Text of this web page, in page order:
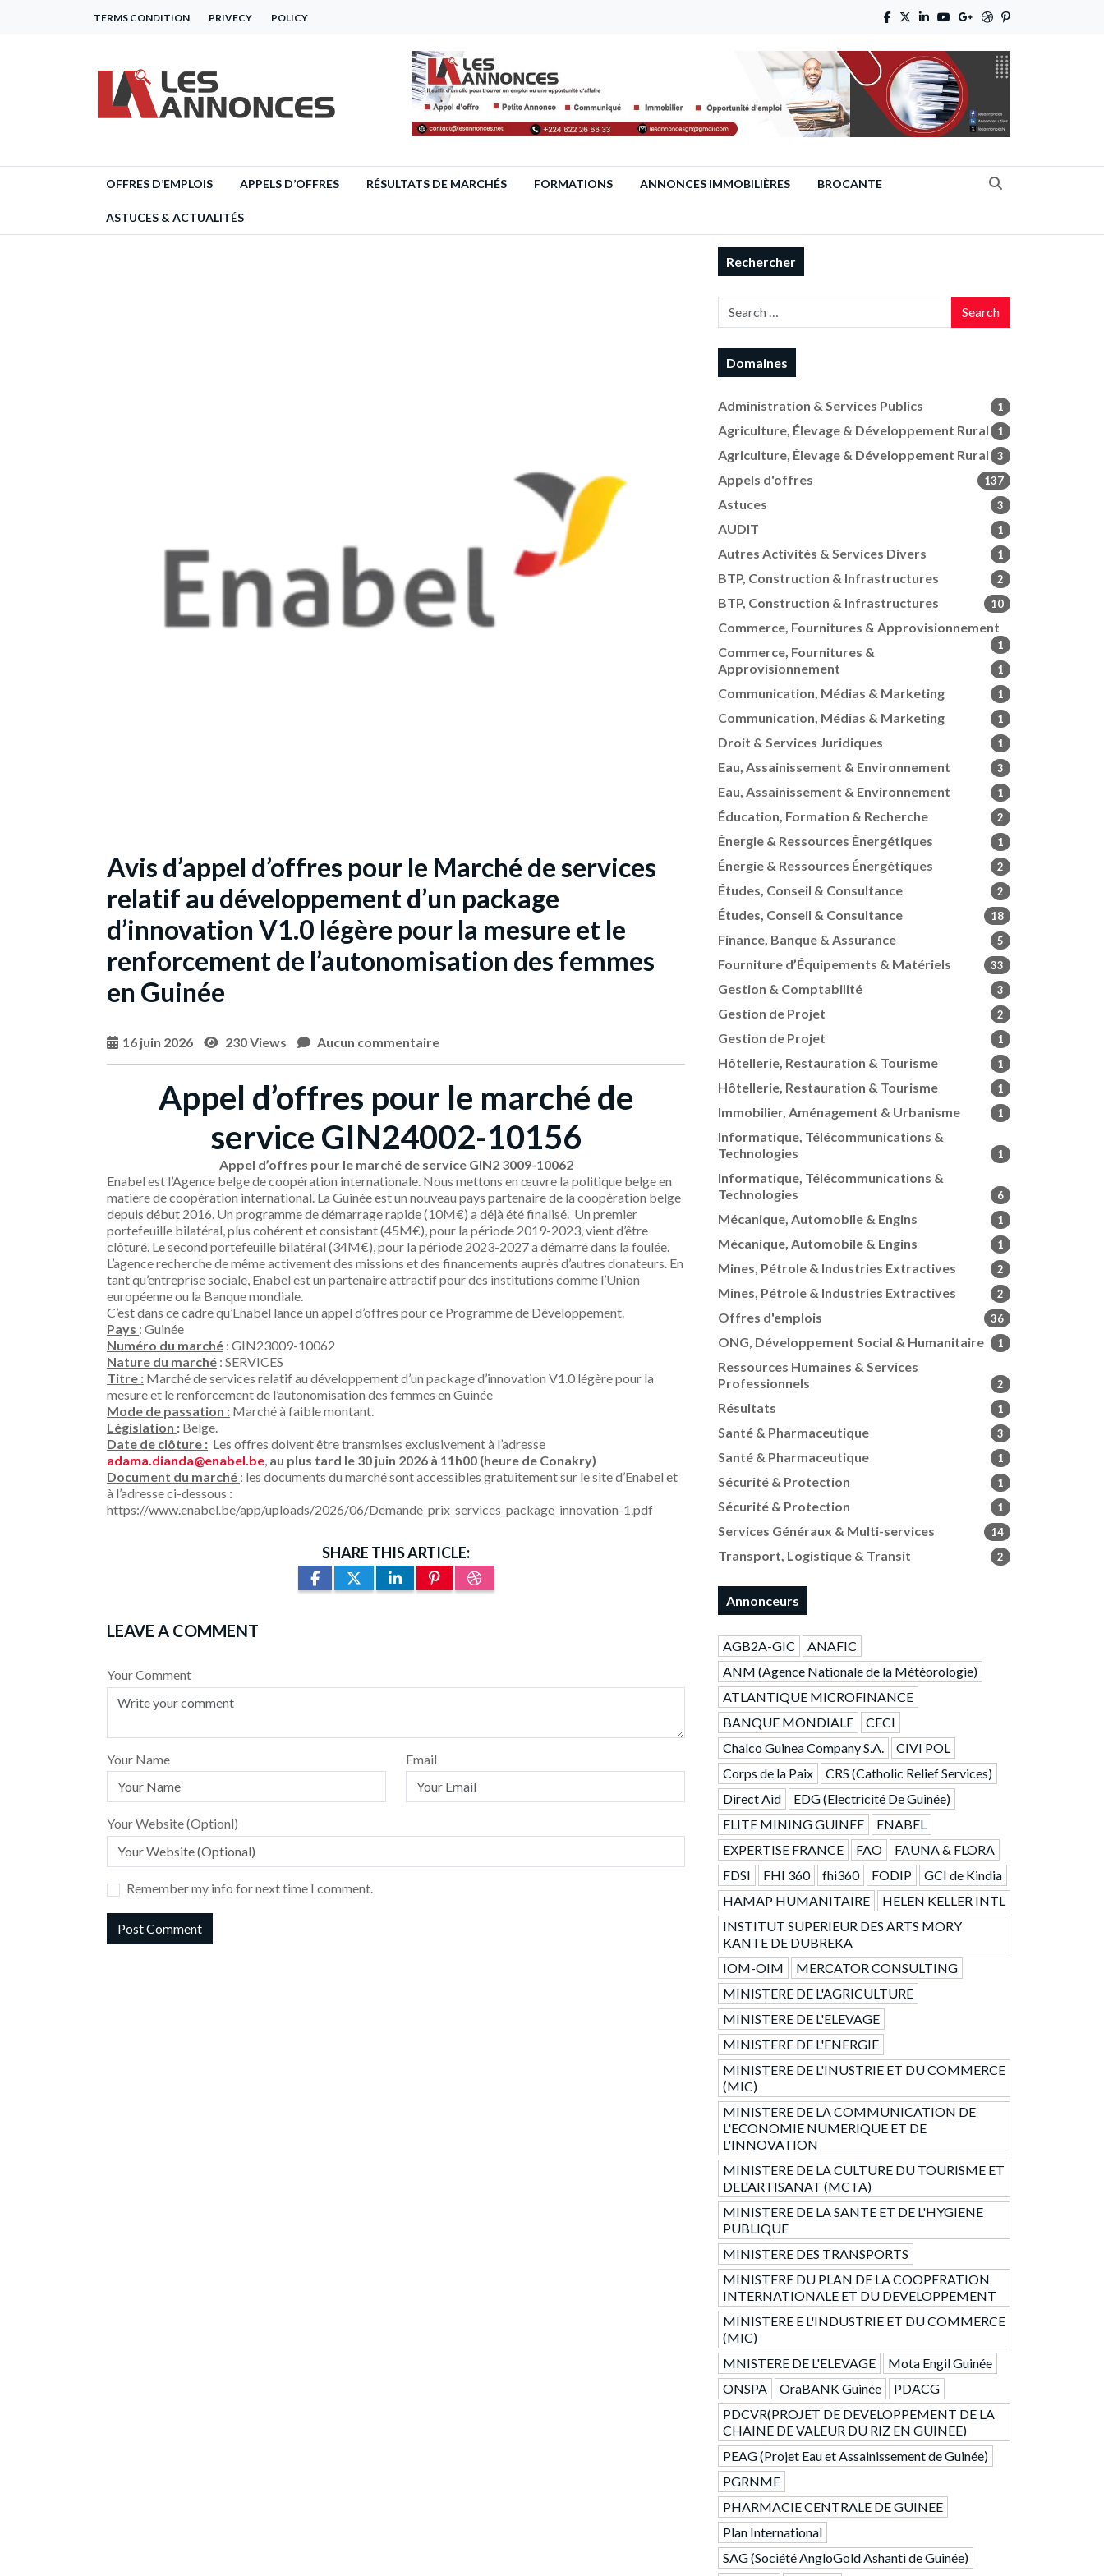
TERMS CONDITION PRIVECY POLICY
OFFRES D’EMPLOIS APPELS D’OFFRES RÉSULTATS DE MARCHÉS FORMATIONS ANNONCES IMMOBILIÈRES BROCANTE
ASTUCES & ACTUALITÉS
Avis d’appel d’offres pour le Marché de services
relatif au développement d’un package
d’innovation V1.0 légère pour la mesure et le
renforcement de l’autonomisation des femmes
en Guinée
16 juin 2026 230 Views Aucun commentaire
Appel d’offres pour le marché de
service GIN24002-10156
Appel d’offres pour le marché de service GIN2 3009-10062
Enabel est l’Agence belge de coopération internationale. Nous mettons en œuvre la politique belge en
matière de coopération international. La Guinée est un nouveau pays partenaire de la coopération belge
depuis début 2016. Un programme de démarrage rapide (10M€) a déjà été finalisé. Un premier
portefeuille bilatéral, plus cohérent et consistant (45M€), pour la période 2019-2023, vient d’être
clôturé. Le second portefeuille bilatéral (34M€), pour la période 2023-2027 a démarré dans la foulée.
L’agence recherche de même activement des missions et des financements auprès d’autres donateurs. En
tant qu’entreprise sociale, Enabel est un partenaire attractif pour des institutions comme l’Union
européenne ou la Banque mondiale.
C’est dans ce cadre qu’Enabel lance un appel d’offres pour ce Programme de Développement.
Pays : Guinée
Numéro du marché : GIN23009-10062
Nature du marché : SERVICES
Titre : Marché de services relatif au développement d’un package d’innovation V1.0 légère pour la
mesure et le renforcement de l’autonomisation des femmes en Guinée
Mode de passation : Marché à faible montant.
Législation : Belge.
Date de clôture : Les offres doivent être transmises exclusivement à l’adresse
adama.dianda@enabel.be au plus tard le 30 juin 2026 à 11h00 (heure de Conakry)
Document du marché : les documents du marché sont accessibles gratuitement sur le site d’Enabel et
à l’adresse ci-dessous :
https://www.enabel.be/app/uploads/2026/06/Demande_prix_services_package_innovation-1.pdf
SHARE THIS ARTICLE:
LEAVE A COMMENT
Your Comment
Your Name Email
Your Website (Optionl)
Remember my info for next time I comment.
Rechercher
Search
Domaines
Administration & Services Publics 1
Agriculture, Élevage & Développement Rural 1
Agriculture, Élevage & Développement Rural 3
Appels d'offres 137
Astuces 3
AUDIT 1
Autres Activités & Services Divers 1
BTP, Construction & Infrastructures 2
BTP, Construction & Infrastructures 10
Commerce, Fournitures & Approvisionnement
1
Commerce, Fournitures &
Approvisionnement
1
Communication, Médias & Marketing 1
Communication, Médias & Marketing 1
Droit & Services Juridiques 1
Eau, Assainissement & Environnement 3
Eau, Assainissement & Environnement 1
Éducation, Formation & Recherche 2
Énergie & Ressources Énergétiques 1
Énergie & Ressources Énergétiques 2
Études, Conseil & Consultance 2
Études, Conseil & Consultance 18
Finance, Banque & Assurance 5
Fourniture d’Équipements & Matériels 33
Gestion & Comptabilité 3
Gestion de Projet 2
Gestion de Projet 1
Hôtellerie, Restauration & Tourisme 1
Hôtellerie, Restauration & Tourisme 1
Immobilier, Aménagement & Urbanisme 1
Informatique, Télécommunications &
Technologies
1
Informatique, Télécommunications &
Technologies
6
Mécanique, Automobile & Engins 1
Mécanique, Automobile & Engins 1
Mines, Pétrole & Industries Extractives 2
Mines, Pétrole & Industries Extractives 2
Offres d'emplois 36
ONG, Développement Social & Humanitaire 1
Ressources Humaines & Services
Professionnels
2
Résultats 1
Santé & Pharmaceutique 3
Santé & Pharmaceutique 1
Sécurité & Protection 1
Sécurité & Protection 1
Services Généraux & Multi-services 14
Transport, Logistique & Transit 2
Annonceurs
AGB2A-GIC
ANAFIC
ANM (Agence Nationale de la Météorologie)
ATLANTIQUE MICROFINANCE
BANQUE MONDIALE
CECI
Chalco Guinea Company S.A.
CIVI POL
Corps de la Paix
CRS (Catholic Relief Services)
Direct Aid
EDG (Electricité De Guinée)
ELITE MINING GUINEE
ENABEL
EXPERTISE FRANCE
FAO
FAUNA & FLORA
FDSI
FHI 360 fhi360 FODIP
GCI de Kindia
HAMAP HUMANITAIRE
HELEN KELLER INTL
INSTITUT SUPERIEUR DES ARTS MORY
KANTE DE DUBREKA
IOM-OIM
MERCATOR CONSULTING
MINISTERE DE L'AGRICULTURE
MINISTERE DE L'ELEVAGE
MINISTERE DE L'ENERGIE
MINISTERE DE L'INUSTRIE ET DU COMMERCE
(MIC)
MINISTERE DE LA COMMUNICATION DE
L'ECONOMIE NUMERIQUE ET DE
L'INNOVATION
MINISTERE DE LA CULTURE DU TOURISME ET
DEL'ARTISANAT (MCTA)
MINISTERE DE LA SANTE ET DE L'HYGIENE
PUBLIQUE
MINISTERE DES TRANSPORTS
MINISTERE DU PLAN DE LA COOPERATION
INTERNATIONALE ET DU DEVELOPPEMENT
MINISTERE E L'INDUSTRIE ET DU COMMERCE
(MIC)
MNISTERE DE L'ELEVAGE
Mota Engil Guinée
ONSPA
OraBANK Guinée
PDACG
PDCVR(PROJET DE DEVELOPPEMENT DE LA
CHAINE DE VALEUR DU RIZ EN GUINEE)
PEAG (Projet Eau et Assainissement de Guinée)
PGRNME
PHARMACIE CENTRALE DE GUINEE
Plan International
SAG (Société AngloGold Ashanti de Guinée)